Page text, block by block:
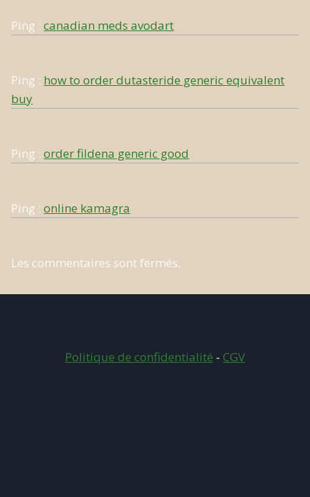
Ping :canadian meds avodart
Ping : how to order dutasteride generic equivalent
buy
Ping :order fildena generic good
Ping :online kamagra
Les commentaires sont fermés.
Politique de confidentialité - CGV